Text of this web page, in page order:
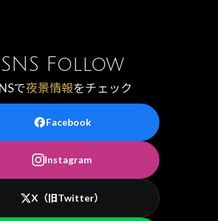
SNS Follow
で夜景情報をチェック
Facebook
Instagram
X（旧Twitter）